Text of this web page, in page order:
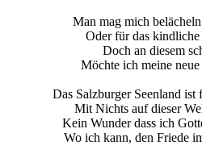
Man mag mich
Oder für das
Doch an diesem
Möchte ich meine
Das Salzburger Seenland ist
Mit Nichts auf dieser
Kein Wunder dass ich
Wo ich kann, den Friede